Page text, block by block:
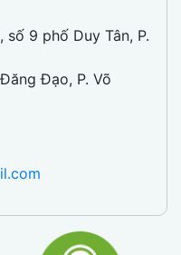
số 9 phố Duy Tân, P.
Đạo, P. Võ